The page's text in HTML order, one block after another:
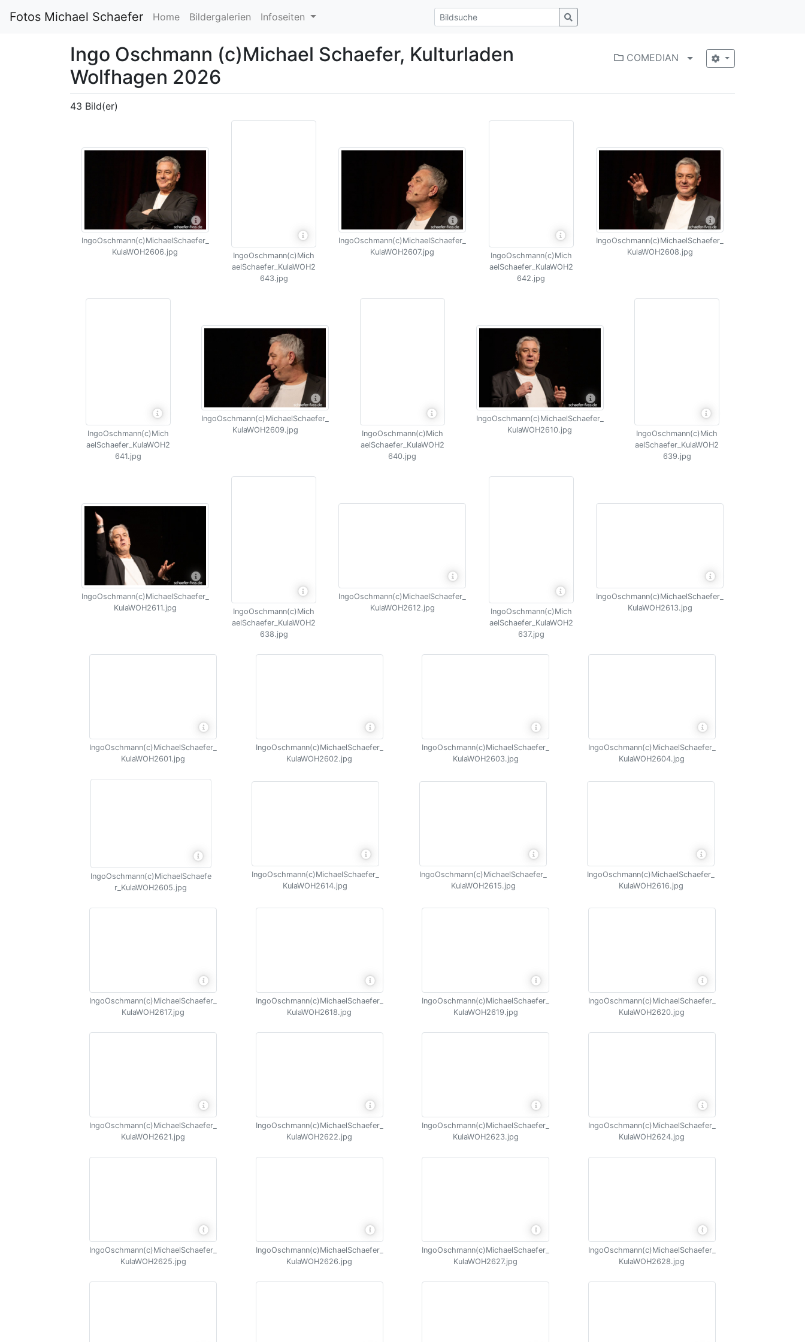
Fotos Michael Schaefer Home Bildergalerien Infoseiten
COMEDIAN Menü aufklappen
Ingo Oschmann (c)Michael Schaefer, Kulturladen
Wolfhagen 2026
43 Bild(er)
IngoOschmann(c)MichaelSchaefer_
KulaWOH2606.jpg
IngoOschmann(c)Mich
aelSchaefer_KulaWOH2
643.jpg
IngoOschmann(c)MichaelSchaefer_
KulaWOH2607.jpg
IngoOschmann(c)Mich
aelSchaefer_KulaWOH2
642.jpg
IngoOschmann(c)MichaelSchaefer_
KulaWOH2608.jpg
IngoOschmann(c)Mich
aelSchaefer_KulaWOH2
641.jpg
IngoOschmann(c)MichaelSchaefer_
KulaWOH2609.jpg
IngoOschmann(c)Mich
aelSchaefer_KulaWOH2
640.jpg
IngoOschmann(c)MichaelSchaefer_
KulaWOH2610.jpg
IngoOschmann(c)Mich
aelSchaefer_KulaWOH2
639.jpg
IngoOschmann(c)MichaelSchaefer_
KulaWOH2611.jpg
IngoOschmann(c)Mich
aelSchaefer_KulaWOH2
638.jpg
IngoOschmann(c)MichaelSchaefer_
KulaWOH2612.jpg
IngoOschmann(c)Mich
aelSchaefer_KulaWOH2
637.jpg
IngoOschmann(c)MichaelSchaefer_
KulaWOH2613.jpg
IngoOschmann(c)MichaelSchaefer_
KulaWOH2601.jpg
IngoOschmann(c)MichaelSchaefer_
KulaWOH2602.jpg
IngoOschmann(c)MichaelSchaefer_
KulaWOH2603.jpg
IngoOschmann(c)MichaelSchaefer_
KulaWOH2604.jpg
IngoOschmann(c)MichaelSchaefe
r_KulaWOH2605.jpg
IngoOschmann(c)MichaelSchaefer_
KulaWOH2614.jpg
IngoOschmann(c)MichaelSchaefer_
KulaWOH2615.jpg
IngoOschmann(c)MichaelSchaefer_
KulaWOH2616.jpg
IngoOschmann(c)MichaelSchaefer_
KulaWOH2617.jpg
IngoOschmann(c)MichaelSchaefer_
KulaWOH2618.jpg
IngoOschmann(c)MichaelSchaefer_
KulaWOH2619.jpg
IngoOschmann(c)MichaelSchaefer_
KulaWOH2620.jpg
IngoOschmann(c)MichaelSchaefer_
KulaWOH2621.jpg
IngoOschmann(c)MichaelSchaefer_
KulaWOH2622.jpg
IngoOschmann(c)MichaelSchaefer_
KulaWOH2623.jpg
IngoOschmann(c)MichaelSchaefer_
KulaWOH2624.jpg
IngoOschmann(c)MichaelSchaefer_
KulaWOH2625.jpg
IngoOschmann(c)MichaelSchaefer_
KulaWOH2626.jpg
IngoOschmann(c)MichaelSchaefer_
KulaWOH2627.jpg
IngoOschmann(c)MichaelSchaefer_
KulaWOH2628.jpg